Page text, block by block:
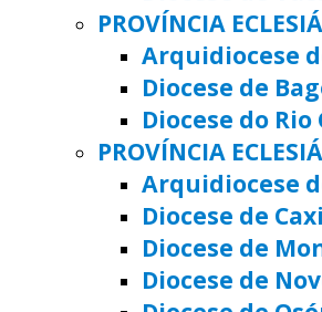
PROVÍNCIA
Arquidiocese
Diocese de
Diocese do Rio
PROVÍNCIA
Arquidiocese
Diocese de
Diocese de
Diocese de